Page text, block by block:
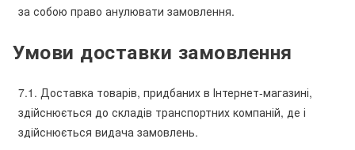
за собою право анулювати замовлення.
Умови доставки замовлення
7.1. Доставка товарів, придбаних в Інтернет-магазині,
здійснюється до складів транспортних компаній, де і
здійснюється видача замовлень.